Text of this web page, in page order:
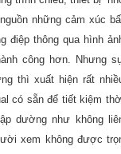
những cảm xúc
điệp thông qua hình
công hơn. Nhưng
thì xuất hiện rất
có sẵn để tiết kiệm
dường như không
xem không được